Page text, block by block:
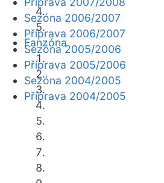
Fanzóna
Sezóna 2006/2007
Příprava 2006/2007
Sezóna 2005/2006
Příprava 2005/2006
Sezóna 2004/2005
Příprava 2004/2005